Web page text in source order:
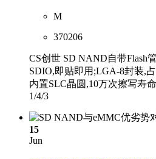
M
370206
CS创世 SD NAND自带Flash
SDIO,即贴即用;LGA-8封装,
内置SLC晶圆,10万次擦写寿
1/4/3
15
Jun